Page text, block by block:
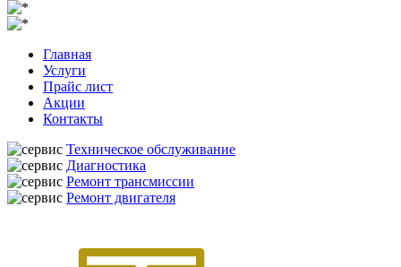
Главная
Услуги
Прайс лист
Акции
Контакты
Техническое обслуживание
Диагностика
Ремонт трансмиссии
Ремонт двигателя